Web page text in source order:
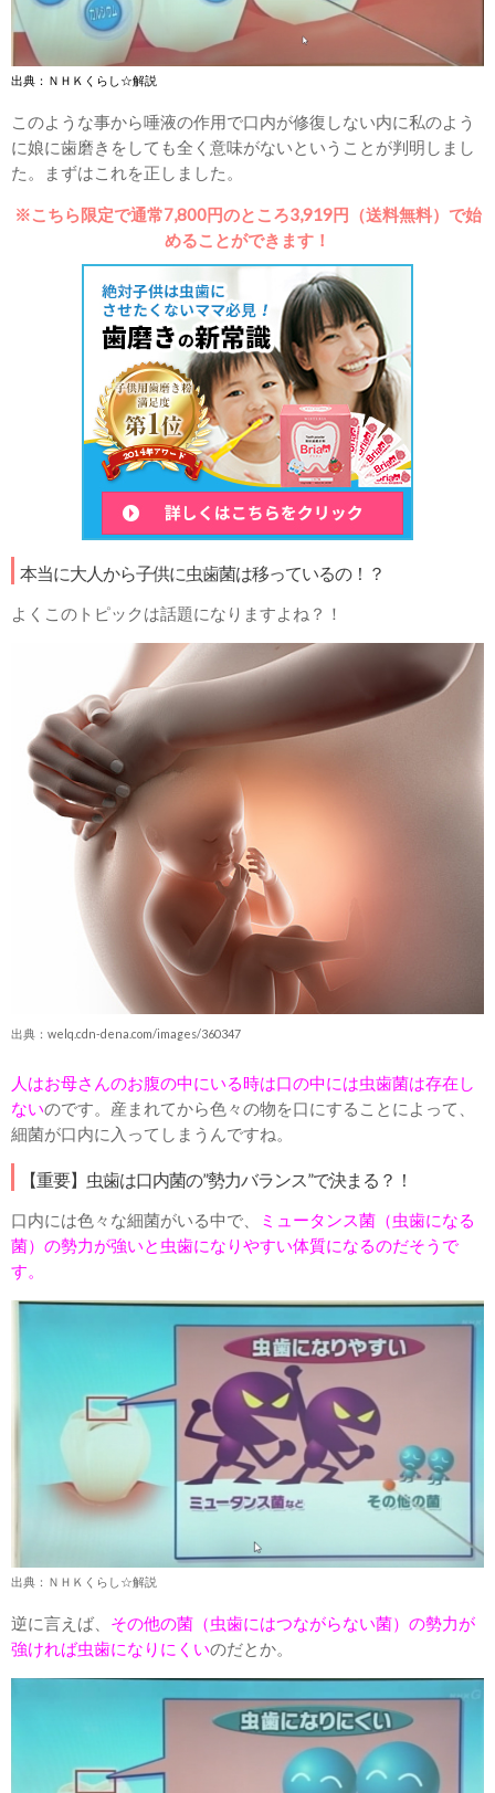
出典：ＮＨＫくらし☆解説
このような事から唾液の作用で口内が修復しない内に私のよう
に娘に歯磨きをしても全く意味がないということが判明しまし
た。まずはこれを正しました。
※こちら限定で通常7,800円のところ3,919円（送料無料）で始
めることができます！
本当に大人から子供に虫歯菌は移っているの！？
よくこのトピックは話題になりますよね？！
出典：welq.cdn-dena.com/images/360347
人はお母さんのお腹の中にいる時は口の中には虫歯菌は存在し
ないのです。産まれてから色々の物を口にすることによって、
細菌が口内に入ってしまうんですね。
【重要】虫歯は口内菌の”勢力バランス”で決まる？！
口内には色々な細菌がいる中で、
ミュータンス菌（虫歯になる
菌）の勢力が強いと虫歯になりやすい体質になるのだそうで
す。
出典：ＮＨＫくらし☆解説
逆に言えば、 その他の菌（虫歯にはつながらない菌）の勢力が
強ければ虫歯になりにくいのだとか。